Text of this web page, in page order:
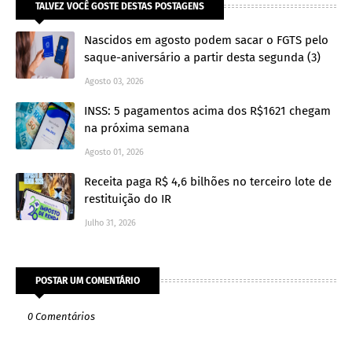
TALVEZ VOCÊ GOSTE DESTAS POSTAGENS
Nascidos em agosto podem sacar o FGTS pelo
saque-aniversário a partir desta segunda (3)
Agosto 03, 2026
INSS: 5 pagamentos acima dos R$1621 chegam
na próxima semana
Agosto 01, 2026
Receita paga R$ 4,6 bilhões no terceiro lote de
restituição do IR
Julho 31, 2026
POSTAR UM COMENTÁRIO
0 Comentários